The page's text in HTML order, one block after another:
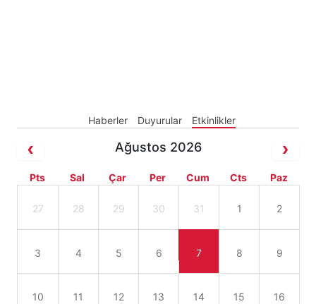
Haberler Duyurular Etkinlikler
Ağustos 2026
Pts Sal Çar Per Cum Cts Paz
27 28 29 30 31 1 2
3 4 5 6 7 8 9
10 11 12 13 14 15 16